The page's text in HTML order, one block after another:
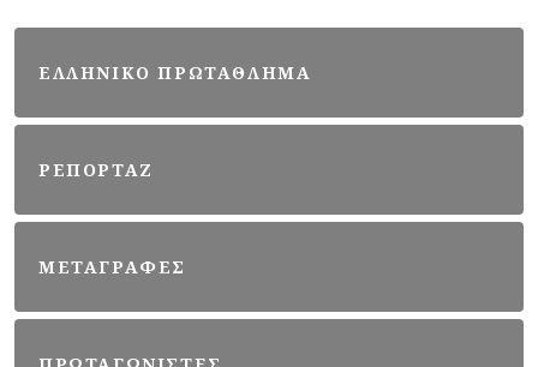
ΕΛΛΗΝΙΚΟ ΠΡΩΤΑΘΛΗΜΑ
ΡΕΠΟΡΤΑΖ
ΜΕΤΑΓΡΑΦΕΣ